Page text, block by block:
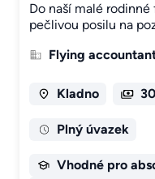
Do naší malé
pečlivou posilu na
Flying
Kladno
Plný úvazek
Vhodné pro